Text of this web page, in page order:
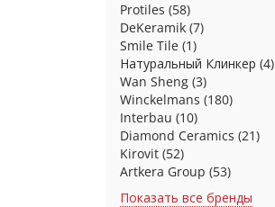
Protiles (58)
DeKeramik (7)
Smile Tile (1)
Натуральный Клинкер (4)
Wan Sheng (3)
Winckelmans (180)
Interbau (10)
Diamond Ceramics (21)
Kirovit (52)
Artkera Group (53)
Показать все бренды